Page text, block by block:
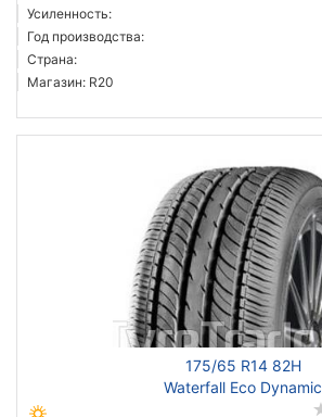
Усиленность:
Год производства:
Страна:
Магазин: R20
175/65 R14 82H
Waterfall Eco Dynamic